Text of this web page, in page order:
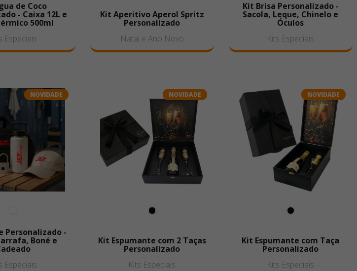
de Coco
- Caixa 12L e
500ml
Especiais
Kit Aperitivo Aperol Spritz
Personalizado
Natal e Ano Novo
Kit Brisa Personalizado -
Sacola, Leque, Chinelo e
Óculos
Kits Especiais
NOVIDADE
Personalizado -
Boné e
Especiais
NOVIDADE
Kit Espumante com 2 Taças
Personalizado
Kits Especiais
NOVIDADE
Kit Espumante com Taça
Personalizado
Kits Especiais